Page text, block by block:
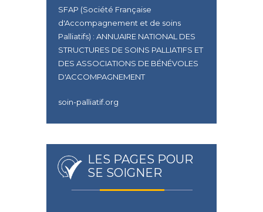
SFAP (Société Française
d'Accompagnement et de soins
Palliatifs) : ANNUAIRE NATIONAL DES
STRUCTURES DE SOINS PALLIATIFS ET
DES ASSOCIATIONS DE BÉNÉVOLES
D'ACCOMPAGNEMENT
soin-palliatif.org
LES PAGES POUR
SE SOIGNER